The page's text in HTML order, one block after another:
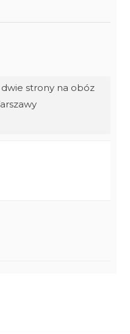
strony na obóz